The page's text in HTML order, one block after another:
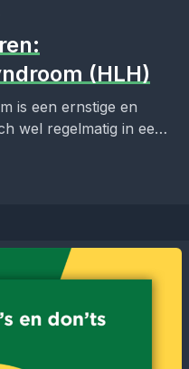
(HLH)
is een ernstige en
wel regelmatig in een
zou het niet…? In